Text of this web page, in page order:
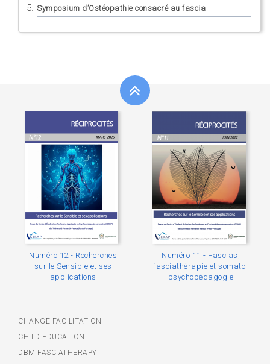
Symposium d’Ostéopathie consacré au fascia
Numéro 12 - Recherches
sur le Sensible et ses
applications
Numéro 11 - Fascias,
fasciathérapie et somato-
psychopédagogie
CHANGE FACILITATION
CHILD EDUCATION
DBM FASCIATHERAPY